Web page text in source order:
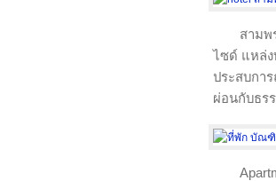
สามพ
ไซด์ แหล่ง
ประสบกา
ผ่อนกับธร